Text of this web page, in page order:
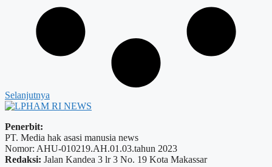
Selanjutnya
Penerbit:
PT. Media hak asasi manusia news
Nomor: AHU-010219.AH.01.03.tahun 2023
Redaksi: Jalan Kandea 3 lr 3 No. 19 Kota Makassar